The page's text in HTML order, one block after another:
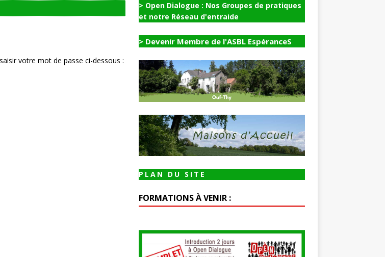
votre mot de passe ci-dessous :
> Open Dialogue : Nos Groupes de pratiques
et notre Réseau d'entraide
> Devenir Membre de l'ASBL EspéranceS
PLAN DU SITE
FORMATIONS À VENIR :